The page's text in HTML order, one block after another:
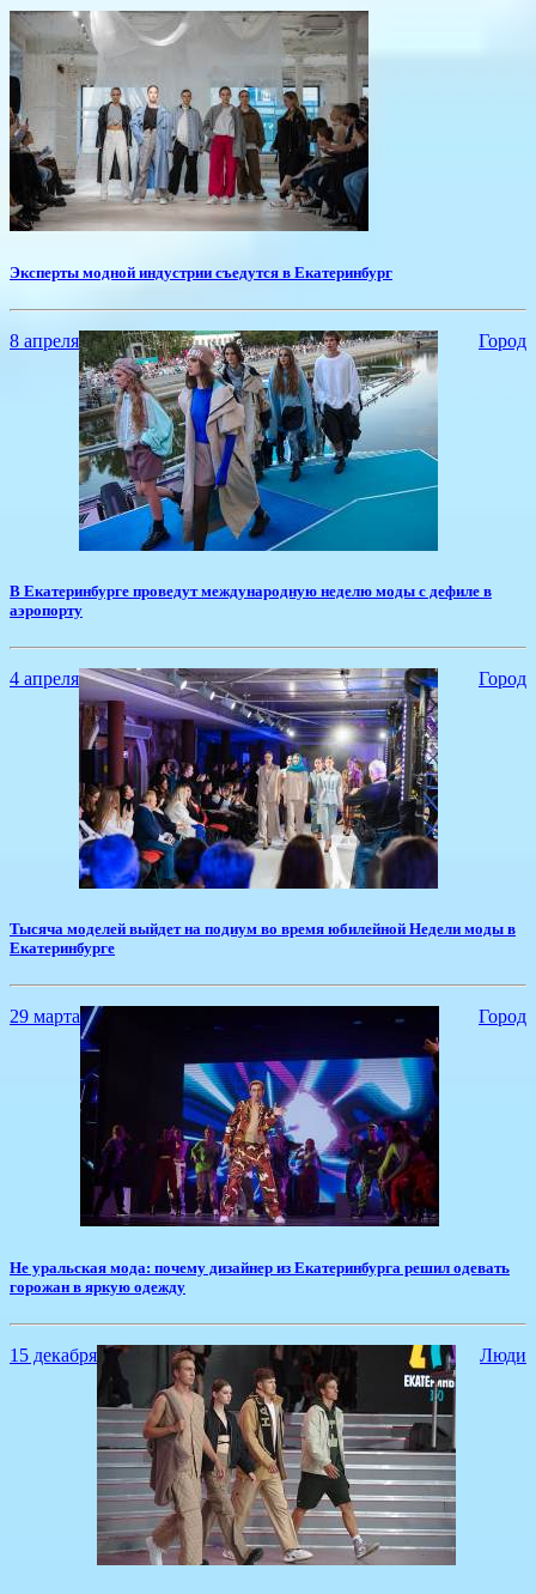
Эксперты модной индустрии съедутся в Екатеринбург
8 апреля Город
В Екатеринбурге проведут международную неделю моды с дефиле в
аэропорту
4 апреля Город
Тысяча моделей выйдет на подиум во время юбилейной Недели моды в
Екатеринбурге
29 марта Город
​Не уральская мода: почему дизайнер из Екатеринбурга решил одевать
горожан в яркую одежду
15 декабря Люди